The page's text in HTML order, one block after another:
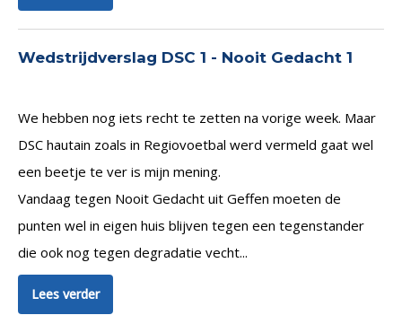
Wedstrijdverslag DSC 1 - Nooit Gedacht 1
We hebben nog iets recht te zetten na vorige week. Maar
DSC hautain zoals in Regiovoetbal werd vermeld gaat wel
een beetje te ver is mijn mening.
Vandaag tegen Nooit Gedacht uit Geffen moeten de
punten wel in eigen huis blijven tegen een tegenstander
die ook nog tegen degradatie vecht...
Lees verder